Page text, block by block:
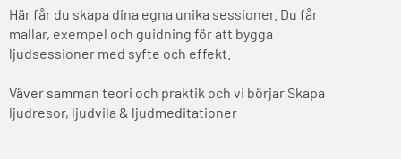
Här får du skapa dina egna unika sessioner. Du får
mallar, exempel och guidning för att bygga
ljudsessioner med syfte och effekt.
Väver samman teori och praktik och vi börjar Skapa
ljudresor, ljudvila & ljudmeditationer